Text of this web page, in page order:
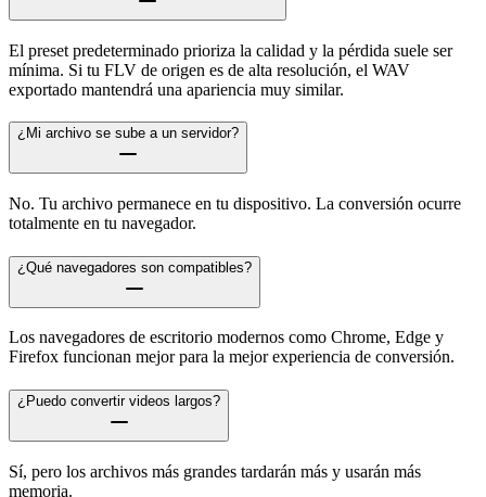
El preset predeterminado prioriza la calidad y la pérdida suele ser
mínima. Si tu FLV de origen es de alta resolución, el WAV
exportado mantendrá una apariencia muy similar.
¿Mi archivo se sube a un servidor?
No. Tu archivo permanece en tu dispositivo. La conversión ocurre
totalmente en tu navegador.
¿Qué navegadores son compatibles?
Los navegadores de escritorio modernos como Chrome, Edge y
Firefox funcionan mejor para la mejor experiencia de conversión.
¿Puedo convertir videos largos?
Sí, pero los archivos más grandes tardarán más y usarán más
memoria.